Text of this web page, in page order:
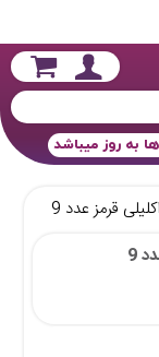
به روز میباشد
قرمز عدد 9
9